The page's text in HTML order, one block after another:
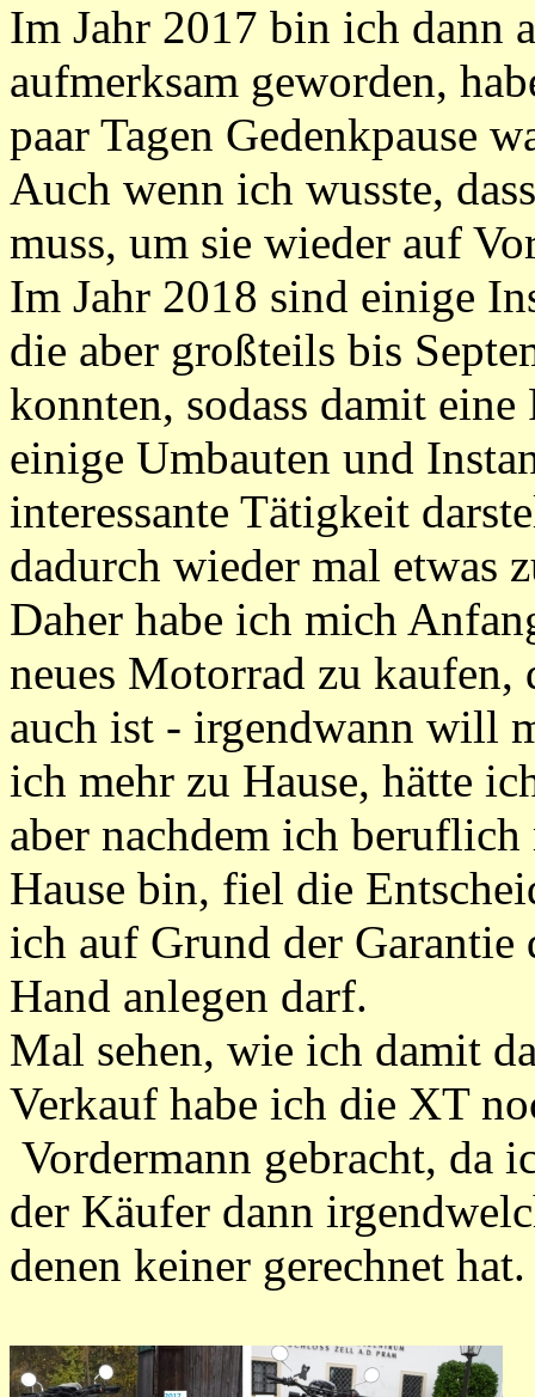
Im Jahr 2017 bin ich dann
aufmerksam geworden,
paar Tagen Gedenkpause
Auch wenn ich wusste,
muss, um sie wieder auf
Im Jahr 2018 sind einige
die aber großteils bis
konnten, sodass damit
einige Umbauten und
interessante Tätigkeit
dadurch wieder mal etwas
Daher habe ich mich
neues Motorrad zu kaufen,
auch ist - irgendwann will
ich mehr zu Hause, hätte
aber nachdem ich
Hause bin, fiel die
ich auf Grund der Garantie
Hand anlegen darf.
Mal sehen, wie ich damit
Verkauf habe ich die XT
Vordermann gebracht, da
der Käufer dann
denen keiner gerechnet hat.